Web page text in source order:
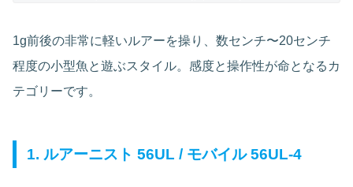
1g前後の非常に軽いルアーを操り、数センチ〜20センチ
程度の小型魚と遊ぶスタイル。感度と操作性が命となるカ
テゴリーです。
1. ルアーニスト 56UL / モバイル 56UL-4